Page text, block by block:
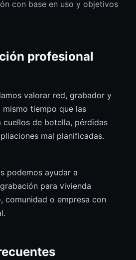
con base en uso y objetivos
profesional
valorar red, grabador y
mismo tiempo que las
cuellos de botella, pérdidas
mal planificadas.
podemos ayudar a
para vivienda
comunidad o empresa con